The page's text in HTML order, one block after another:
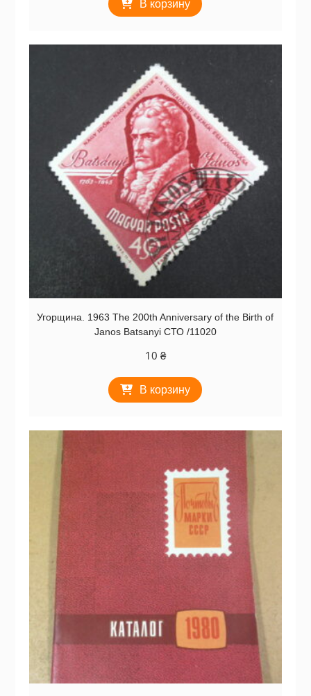
В корзину
Угорщина. 1963 The 200th Anniversary of the Birth of
Janos Batsanyi СТО /11020
10 ₴
В корзину